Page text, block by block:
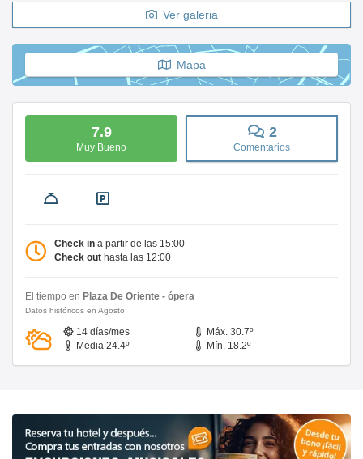
Ver galeria
Mapa
7.9
Muy Bueno
2
Comentarios
Check in a partir de las 15:00
Check out hasta las 12:00
El tiempo en Plaza De Oriente - ópera
Datos históricos en Agosto
14 días/mes
Máx. 30.7º
Media 24.4º
Mín. 18.2º